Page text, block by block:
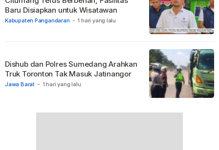
Kabupaten Pangandaran - 1 hari yang lalu
Baru Disiapkan untuk Wisatawan
Jawa Barat - 1 hari yang lalu
Dishub dan Polres Sumedang Arahkan
Truk Toronton Tak Masuk Jatinangor